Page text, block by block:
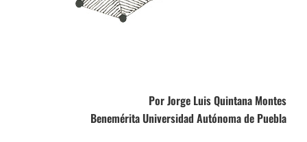
Por Jorge Luis Quintana Montes
Benemérita Universidad Autónoma de Puebla